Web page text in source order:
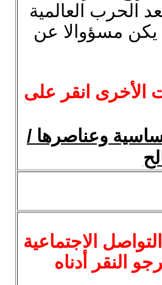
الحرب العالمية
يكن مسؤوالا عن
الأخرى انقر على
وعناصرها /
الاجتماعية
النقر أدناه